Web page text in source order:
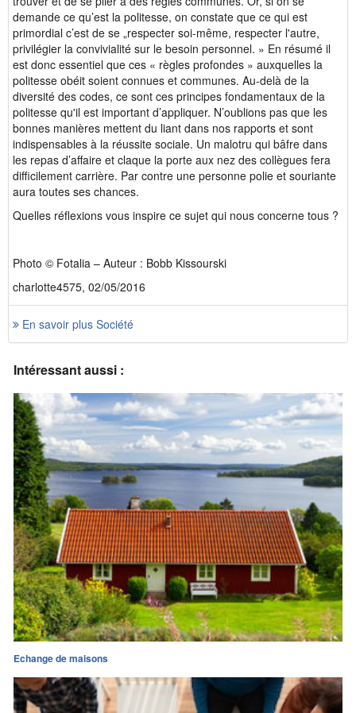
demande ce qu’est la politesse, on constate que ce qui est
primordial c’est de se „respecter soi-même, respecter l'autre,
privilégier la convivialité sur le besoin personnel. » En résumé il
est donc essentiel que ces « règles profondes » auxquelles la
politesse obéit soient connues et communes. Au-delà de la
diversité des codes, ce sont ces principes fondamentaux de la
politesse qu'il est important d’appliquer. N’oublions pas que les
bonnes manières mettent du liant dans nos rapports et sont
indispensables à la réussite sociale. Un malotru qui bâfre dans
les repas d’affaire et claque la porte aux nez des collègues fera
difficilement carrière. Par contre une personne polie et souriante
aura toutes ses chances.
Quelles réflexions vous inspire ce sujet qui nous concerne tous ?
Photo © Fotalia – Auteur : Bobb Kissourski
charlotte4575, 02/05/2016
En savoir plus Société
Intéressant aussi :
Echange de maisons